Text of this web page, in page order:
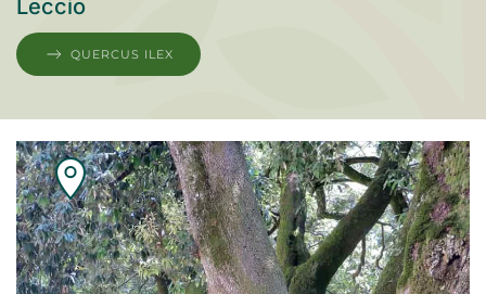
Leccio
QUERCUS ILEX